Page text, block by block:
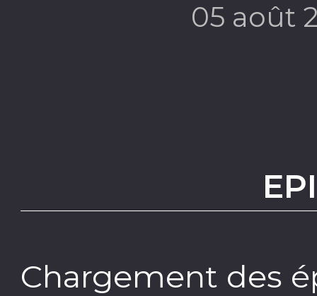
05 août
Chargement des